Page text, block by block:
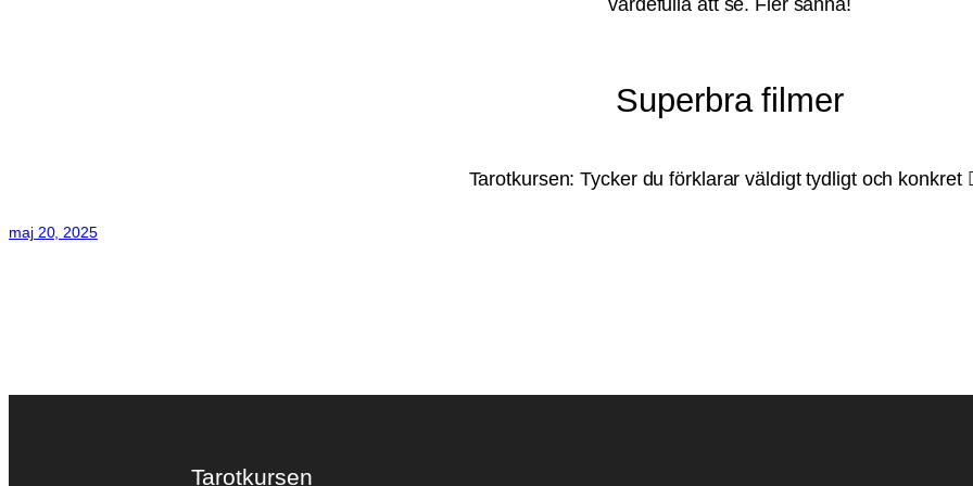
värdefulla att se. Fler sånna!
Superbra filmer
Tarotkursen: Tycker du förklarar väldigt tydligt och konkret
maj 20, 2025
Tarotkursen